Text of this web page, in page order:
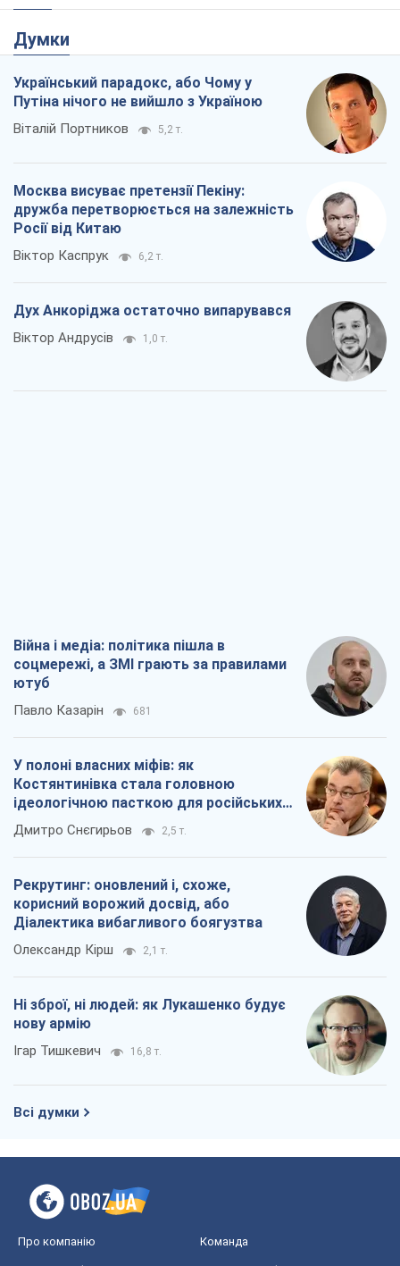
Думки
Український парадокс, або Чому у
Путіна нічого не вийшло з Україною
Віталій Портников 5,2 т.
Москва висуває претензії Пекіну:
дружба перетворюється на залежність
Росії від Китаю
Віктор Каспрук 6,2 т.
Дух Анкоріджа остаточно випарувався
Віктор Андрусів 1,0 т.
Війна і медіа: політика пішла в
соцмережі, а ЗМІ грають за правилами
ютуб
Павло Казарін 681
У полоні власних міфів: як
Костянтинівка стала головною
ідеологічною пасткою для російських
окупантів
Дмитро Снєгирьов 2,5 т.
Рекрутинг: оновлений і, схоже,
корисний ворожий досвід, або
Діалектика вибагливого боягузтва
Олександр Кірш 2,1 т.
Ні зброї, ні людей: як Лукашенко будує
нову армію
Ігар Тишкевич 16,8 т.
Всі думки
Про компанію Команда